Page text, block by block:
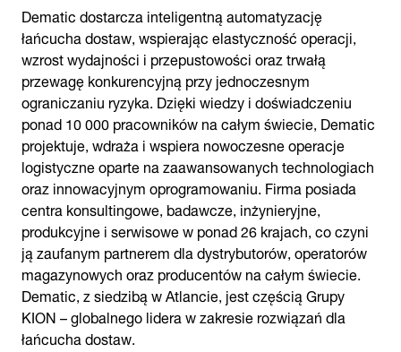
Dematic dostarcza inteligentną automatyzację
łańcucha dostaw, wspierając elastyczność operacji,
wzrost wydajności i przepustowości oraz trwałą
przewagę konkurencyjną przy jednoczesnym
ograniczaniu ryzyka. Dzięki wiedzy i doświadczeniu
ponad 10 000 pracowników na całym świecie, Dematic
projektuje, wdraża i wspiera nowoczesne operacje
logistyczne oparte na zaawansowanych technologiach
oraz innowacyjnym oprogramowaniu. Firma posiada
centra konsultingowe, badawcze, inżynieryjne,
produkcyjne i serwisowe w ponad 26 krajach, co czyni
ją zaufanym partnerem dla dystrybutorów, operatorów
magazynowych oraz producentów na całym świecie.
Dematic, z siedzibą w Atlancie, jest częścią Grupy
KION – globalnego lidera w zakresie rozwiązań dla
łańcucha dostaw.